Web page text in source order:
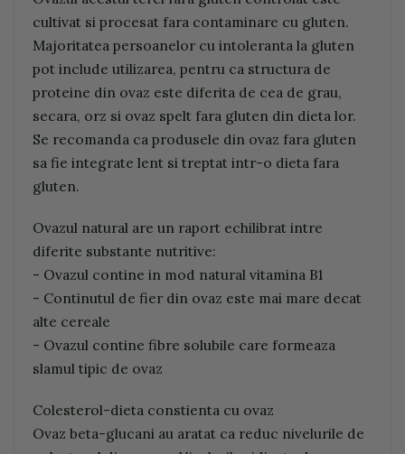
cultivat si procesat fara contaminare cu gluten.
Majoritatea persoanelor cu intoleranta la gluten
pot include utilizarea, pentru ca structura de
proteine din ovaz este diferita de cea de grau,
secara, orz si ovaz spelt fara gluten din dieta lor.
Se recomanda ca produsele din ovaz fara gluten
sa fie integrate lent si treptat intr-o dieta fara
gluten.
Ovazul natural are un raport echilibrat intre
diferite substante nutritive:
- Ovazul contine in mod natural vitamina B1
- Continutul de fier din ovaz este mai mare decat
alte cereale
- Ovazul contine fibre solubile care formeaza
slamul tipic de ovaz
Colesterol-dieta constienta cu ovaz
Ovaz beta-glucani au aratat ca reduc nivelurile de